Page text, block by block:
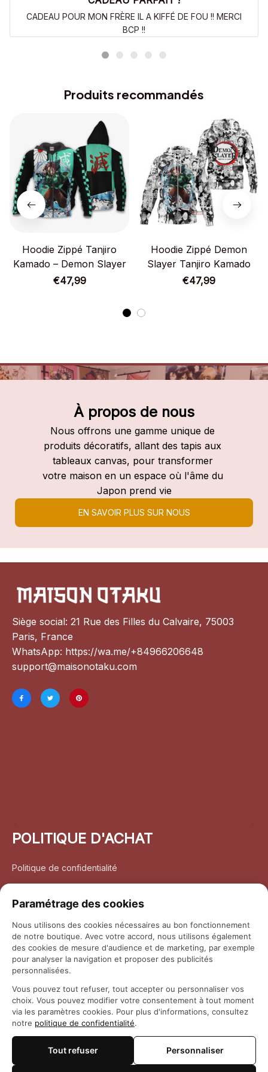
CADEAU POUR MON FRÈRE IL A KIFFÉ DE FOU !! MERCI
BCP !!
Produits recommandés
Hoodie Zippé Tanjiro
Kamado – Demon Slayer
€47,99
Hoodie Zippé Demon
Slayer Tanjiro Kamado
€47,99
À propos de nous
Nous offrons une gamme unique de
produits décoratifs, allant des tapis aux
tableaux canvas, pour transformer
votre maison en un espace où l'âme du
Japon prend vie
EN SAVOIR PLUS SUR NOUS
Siège social: 21 Rue des Filles du Calvaire, 75003
Paris, France
WhatsApp: https://wa.me/+84966206648
support@maisonotaku.com
POLITIQUE D'ACHAT
Politique de confidentialité
Politique de retour et remboursement
Coordonnées
Questions fréquemment posées
© 2026 Maison Otaku
Paramétrage des cookies
Nous utilisons des cookies nécessaires au bon fonctionnement
de notre boutique. Avec votre accord, nous utilisons également
des cookies de mesure d'audience et de marketing, par exemple
pour analyser la navigation et proposer des publicités
personnalisées.
Vous pouvez tout refuser, tout accepter ou personnaliser vos
choix. Vous pouvez modifier votre consentement à tout moment
via les paramètres cookies. Pour plus d'informations, consultez
notre politique de confidentialité.
Tout refuser Personnaliser